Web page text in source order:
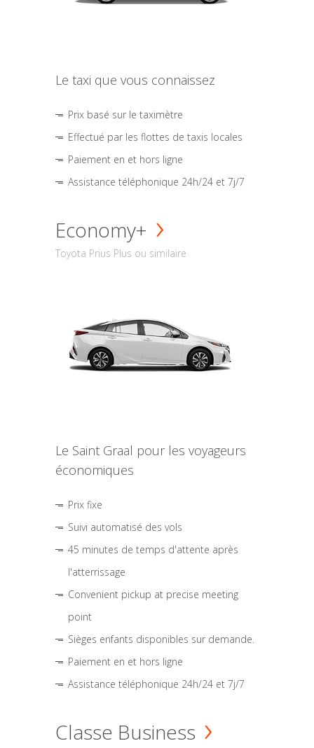
Le taxi que vous connaissez
Prix basé sur le taximètre
Effectué par les flottes de taxis locales
Paiement en et hors ligne
Assistance téléphonique 24h/24 et 7j/7
Economy+
Toyota Prius Plus ou similaire
Le Saint Graal pour les voyageurs
économiques
Prix fixe
Suivi automatisé des vols
45 minutes de temps d'attente après
l'atterrissage
Convenient pickup at precise meeting
point
Sièges enfants disponibles sur demande.
Paiement en et hors ligne
Assistance téléphonique 24h/24 et 7j/7
Classe Business